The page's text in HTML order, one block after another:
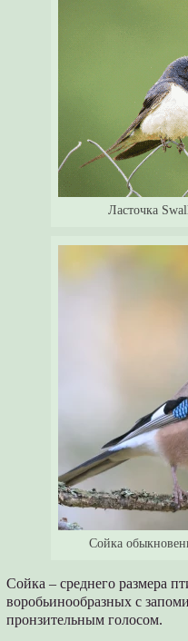
Ласточка
Сойка
Сойка – среднего размера
воробьинообразных с
пронзительным голосом.